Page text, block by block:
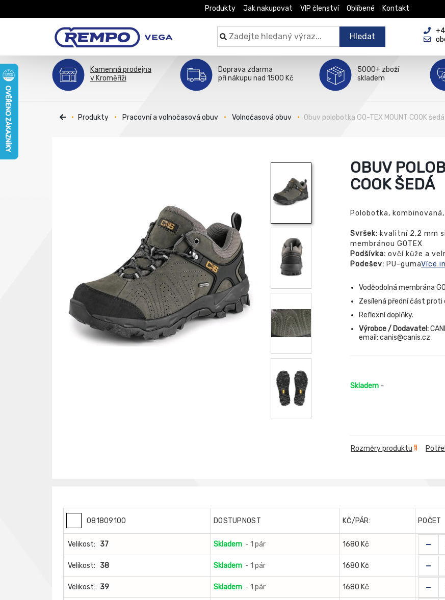
Produkty Jak nakupovat VIP členství Oblíbené Kontakt
Hledat
Kamenná prodejna
v Kroměříži
Doprava zdarma
při nákupu nad 1500 Kč
5000+ zboží
skladem
Produkty Pracovní a volnočasová obuv Volnočasová obuv Obuv polobotka GO-TEX MOUNT COOK šedá
OBUV
COOK ŠEDÁ
Polobotka,
Svršek: kvalitní 2,2 mm
membránou GOTEX
Podšívka: ovčí kůže a
Podešev: PU-gumaVíce
Voděodolná membrána
Zesílená přední část proti
Reflexní doplňky.
Výrobce / Dodavatel:
email: canis@canis.cz
Skladem -
Rozměry produktu
081809100 DOSTUPNOST KČ/PÁR: POČET
Velikost: 37 Skladem - 1 pár 1680 Kč -
Velikost: 38 Skladem - 1 pár 1680 Kč -
Velikost: 39 Skladem - 1 pár 1680 Kč -